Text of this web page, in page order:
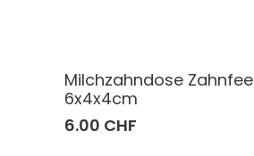
Milchzahndose Zahnfee
6x4x4cm
6.00 CHF